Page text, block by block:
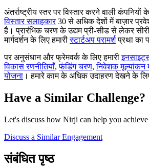
अंतर्राष्ट्रीय स्तर पर विस्तार करने वाली कंपनियों
विस्तार सलाहकार30 से अधिक देशों में बाज़ार
है। प्रारंभिक चरण के उद्यम प्री-सीड से लेकर
मार्गदर्शन के लिए हमारीस्टार्टअप परामर्शप्रथा का
पर अनुसंधान और फ्रेमवर्क के लिए हमारी
विकास रणनीतियाँ,फंडिंग चरण,निवेशक मूल्यांकन
योजना । हमारे काम के अधिक उदाहरण देखने के
Have a Similar Challenge?
Let's discuss how Nirji can help you
Discuss a Similar Engagement
संबंधित पृष्ठ